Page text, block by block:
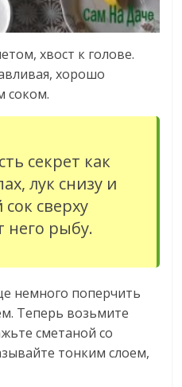
хвост к голове.
хорошо
соком.
секрет как
лук снизу и
сверху
него рыбу.
немного поперчить
Теперь возьмите
сметаной со
тонким слоем,